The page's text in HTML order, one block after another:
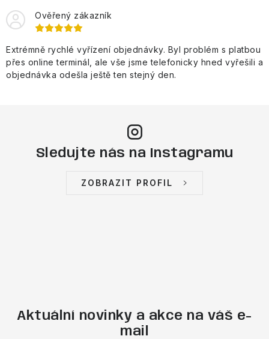
Ověřený zákazník
Extrémně rychlé vyřízení objednávky. Byl problém s platbou
přes online terminál, ale vše jsme telefonicky hned vyřešili a
objednávka odešla ještě ten stejný den.
Sledujte nás na Instagramu
ZOBRAZIT PROFIL
Aktuální novinky a akce na váš e-
mail